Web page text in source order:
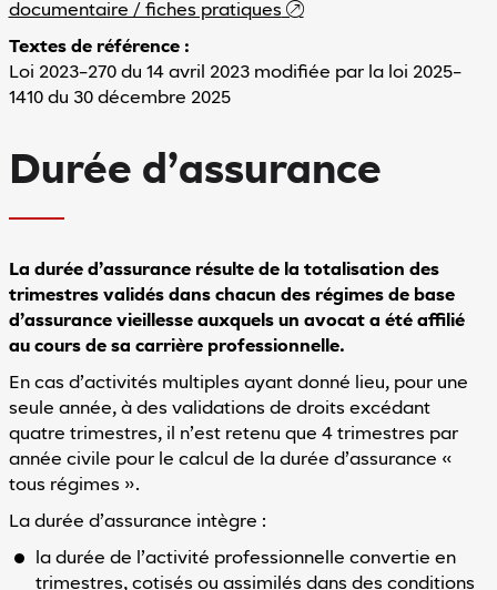
documentaire / fiches pratiques
Textes de référence :
Loi 2023-270 du 14 avril 2023 modifiée par la loi 2025-
1410 du 30 décembre 2025
Durée d’assurance
La durée d’assurance résulte de la totalisation des
trimestres validés dans chacun des régimes de base
d’assurance vieillesse auxquels un avocat a été affilié
au cours de sa carrière professionnelle.
En cas d’activités multiples ayant donné lieu, pour une
seule année, à des validations de droits excédant
quatre trimestres, il n’est retenu que 4 trimestres par
année civile pour le calcul de la durée d’assurance «
tous régimes ».
La durée d’assurance intègre :
la durée de l’activité professionnelle convertie en
trimestres, cotisés ou assimilés dans des conditions